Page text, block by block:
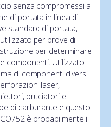
senza compromessi a
di portata in linea di
standard di portata,
per prove di
per determinare
componenti. Utilizzato
di componenti diversi
laser,
bruciatori e
di carburante e questo
è probabilmente il